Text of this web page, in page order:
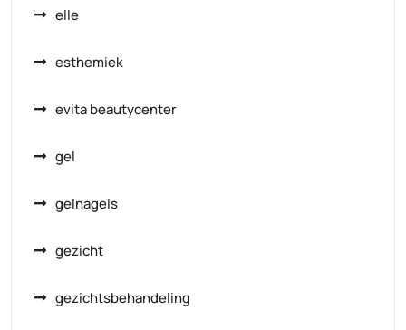
elle
esthemiek
evita beautycenter
gel
gelnagels
gezicht
gezichtsbehandeling